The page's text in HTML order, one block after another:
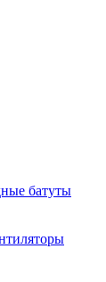
батуты